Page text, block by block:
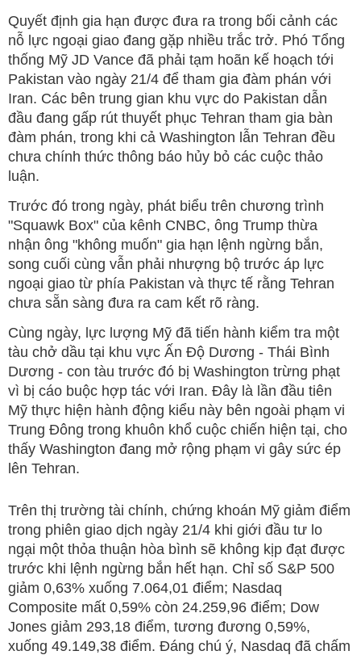
Quyết định gia hạn được đưa ra trong bối cảnh các
nỗ lực ngoại giao đang gặp nhiều trắc trở. Phó Tổng
thống Mỹ JD Vance đã phải tạm hoãn kế hoạch tới
Pakistan vào ngày 21/4 để tham gia đàm phán với
Iran. Các bên trung gian khu vực do Pakistan dẫn
đầu đang gấp rút thuyết phục Tehran tham gia bàn
đàm phán, trong khi cả Washington lẫn Tehran đều
chưa chính thức thông báo hủy bỏ các cuộc thảo
luận.
Trước đó trong ngày, phát biểu trên chương trình
"Squawk Box" của kênh CNBC, ông Trump thừa
nhận ông "không muốn" gia hạn lệnh ngừng bắn,
song cuối cùng vẫn phải nhượng bộ trước áp lực
ngoại giao từ phía Pakistan và thực tế rằng Tehran
chưa sẵn sàng đưa ra cam kết rõ ràng.
Cùng ngày, lực lượng Mỹ đã tiến hành kiểm tra một
tàu chở dầu tại khu vực Ấn Độ Dương - Thái Bình
Dương - con tàu trước đó bị Washington trừng phạt
vì bị cáo buộc hợp tác với Iran. Đây là lần đầu tiên
Mỹ thực hiện hành động kiểu này bên ngoài phạm vi
Trung Đông trong khuôn khổ cuộc chiến hiện tại, cho
thấy Washington đang mở rộng phạm vi gây sức ép
lên Tehran.
Trên thị trường tài chính, chứng khoán Mỹ giảm điểm
trong phiên giao dịch ngày 21/4 khi giới đầu tư lo
ngại một thỏa thuận hòa bình sẽ không kịp đạt được
trước khi lệnh ngừng bắn hết hạn. Chỉ số S&P 500
giảm 0,63% xuống 7.064,01 điểm; Nasdaq
Composite mất 0,59% còn 24.259,96 điểm; Dow
Jones giảm 293,18 điểm, tương đương 0,59%,
xuống 49.149,38 điểm. Đáng chú ý, Nasdaq đã chấm